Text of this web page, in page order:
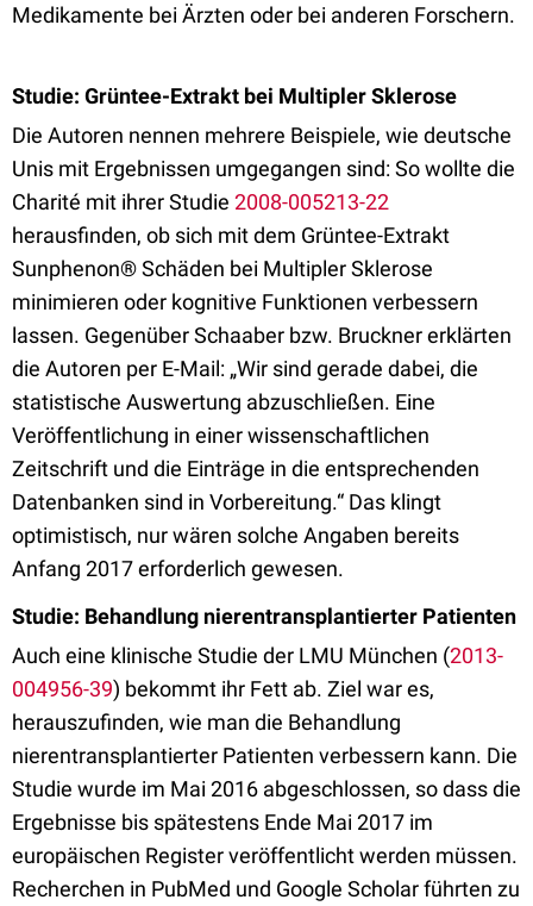
Medikamente bei Ärzten oder bei anderen Forschern.
Studie: Grüntee-Extrakt bei Multipler Sklerose
Die Autoren nennen mehrere Beispiele, wie deutsche
Unis mit Ergebnissen umgegangen sind: So wollte die
Charité mit ihrer Studie 2008-005213-22
herausfinden, ob sich mit dem Grüntee-Extrakt
Sunphenon® Schäden bei Multipler Sklerose
minimieren oder kognitive Funktionen verbessern
lassen. Gegenüber Schaaber bzw. Bruckner erklärten
die Autoren per E-Mail: „Wir sind gerade dabei, die
statistische Auswertung abzuschließen. Eine
Veröffentlichung in einer wissenschaftlichen
Zeitschrift und die Einträge in die entsprechenden
Datenbanken sind in Vorbereitung.“ Das klingt
optimistisch, nur wären solche Angaben bereits
Anfang 2017 erforderlich gewesen.
Studie: Behandlung nierentransplantierter Patienten
Auch eine klinische Studie der LMU München (2013-
004956-39) bekommt ihr Fett ab. Ziel war es,
herauszufinden, wie man die Behandlung
nierentransplantierter Patienten verbessern kann. Die
Studie wurde im Mai 2016 abgeschlossen, so dass die
Ergebnisse bis spätestens Ende Mai 2017 im
europäischen Register veröffentlicht werden müssen.
Recherchen in PubMed und Google Scholar führten zu